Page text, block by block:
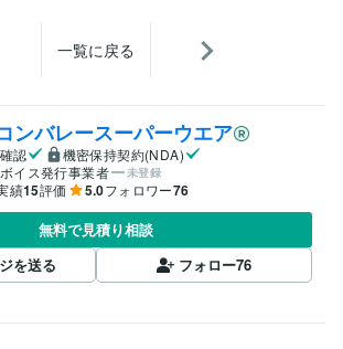
一覧に戻る
ンバレースーパーウエア
認
機密保持契約(NDA)
イス発行事業者
未登録
績15評価 5.0フォロワー76
無料で見積り相談
を送る
フォロー76